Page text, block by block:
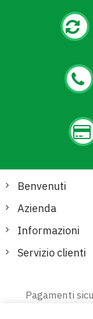
Benvenuti
Azienda
Informazioni
Servizio clienti
Pagamenti